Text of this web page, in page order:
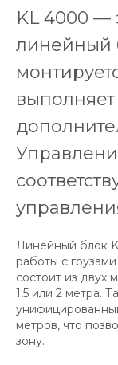
KL 4000 —
линейный
Линейный блок
работы с
состоит из двух
1,5 или 2 метра.
метров, что
зону.